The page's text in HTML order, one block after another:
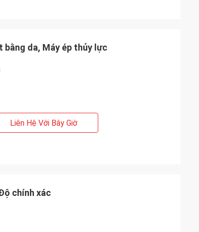
bằng da, Máy ép thủy lực
Liên Hệ Với Bây Giờ
chính xác